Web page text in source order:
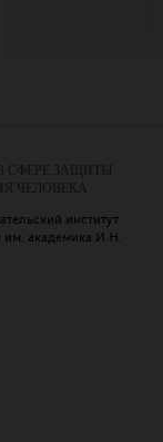
СФЕРЕ ЗАЩИТЫ
ЧЕЛОВЕКА
институт
академика И.Н.